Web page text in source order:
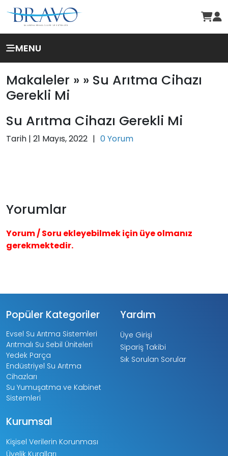
MENU
Makaleler » » Su Arıtma Cihazı
Gerekli Mi
Su Arıtma Cihazı Gerekli Mi
Tarih | 21 Mayıs, 2022 | 0 Yorum
Yorumlar
Yorum / Soru ekleyebilmek için üye olmanız
gerekmektedir.
Popüler Kategoriler
Evsel Su Arıtma Sistemleri
Arıtmalı Su Sebil Üniteleri
Yedek Parça
Endüstriyel Su Arıtma
Cihazları
Su Yumuşatma ve Kabinet
Sistemleri
Yardım
Üye Girişi
Sipariş Takibi
Sık Sorulan Sorular
Kurumsal
Kişisel Verilerin Korunması
Üyelik Kuralları